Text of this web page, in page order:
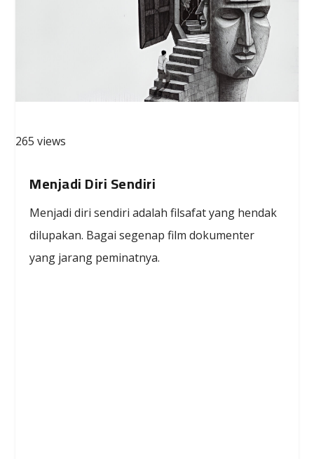
265 views
Menjadi Diri Sendiri
Menjadi diri sendiri adalah filsafat yang hendak
dilupakan. Bagai segenap film dokumenter
yang jarang peminatnya.